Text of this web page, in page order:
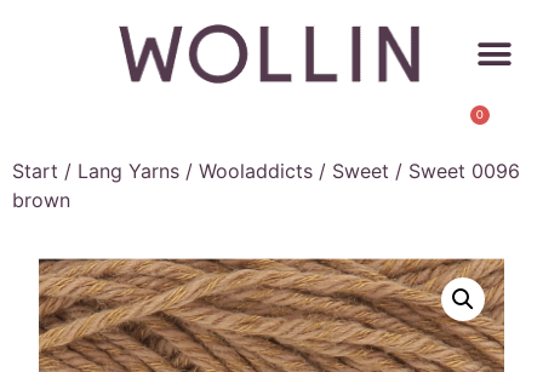
0
Start / Lang Yarns / Wooladdicts / Sweet / Sweet 0096
brown